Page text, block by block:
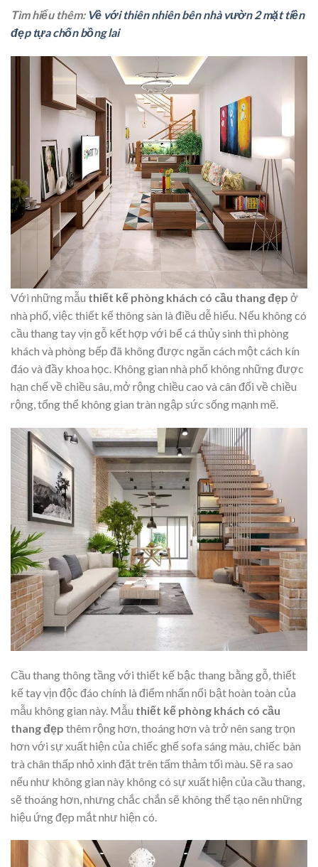
Tìm hiểu thêm: Về với thiên nhiên bên nhà vườn 2 mặt tiền
đẹp tựa chốn bồng lai
Với những mẫu thiết kế phòng khách có cầu thang đẹp ở
nhà phố, việc thiết kế thông sàn là điều dễ hiểu. Nếu không có
cầu thang tay vịn gỗ kết hợp với bể cá thủy sinh thì phòng
khách và phòng bếp đã không được ngăn cách một cách kín
đáo và đầy khoa học. Không gian nhà phố không những được
hạn chế về chiều sâu, mở rộng chiều cao và cân đối về chiều
rộng, tổng thể không gian tràn ngập sức sống mạnh mẽ.
Cầu thang thông tầng với thiết kế bậc thang bằng gỗ, thiết
kế tay vịn độc đáo chính là điểm nhấn nổi bật hoàn toàn của
mẫu không gian này. Mẫu thiết kế phòng khách có cầu
thang đẹp thêm rộng hơn, thoáng hơn và trở nên sang trọn
hơn với sự xuất hiện của chiếc ghế sofa sáng màu, chiếc bàn
trà chân thấp nhỏ xinh đặt trên tấm thảm tối màu. Sẽ ra sao
nếu như không gian này không có sự xuất hiện của cầu thang,
sẽ thoáng hơn, nhưng chắc chắn sẽ không thể tạo nên những
hiệu ứng đẹp mắt như hiện có.